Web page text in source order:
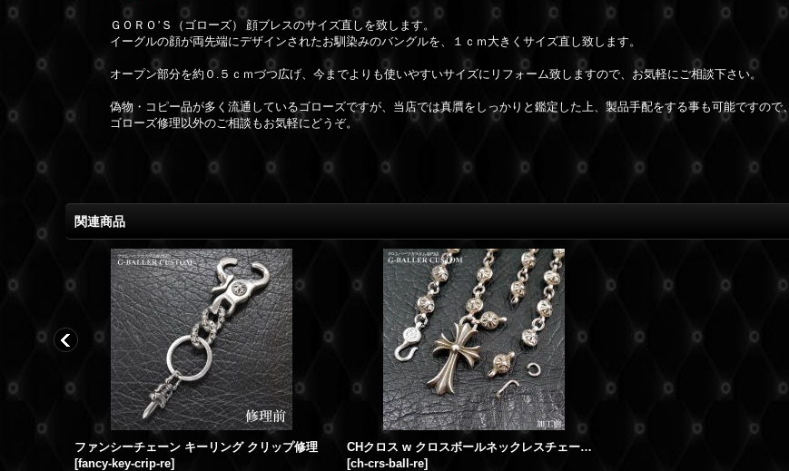
ＧＯＲＯ’Ｓ（ゴローズ） 顔ブレスのサイズ直しを致します。
イーグルの顔が両先端にデザインされたお馴染みのバングルを、１ｃｍ大きくサイズ直し致します。
オープン部分を約０.５ｃｍづつ広げ、今までよりも使いやすいサイズにリフォーム致しますので、お気軽にご相談下さい。
偽物・コピー品が多く流通しているゴローズですが、当店では真贋をしっかりと鑑定した上、製品手配をする事も可能ですので、
ゴローズ修理以外のご相談もお気軽にどうぞ。
関連商品
ファンシーチェーン キーリング クリップ修理
[fancy-key-crip-re]
CHクロス w クロスボールネックレスチェーン ロウ付加工
[ch-crs-ball-re]